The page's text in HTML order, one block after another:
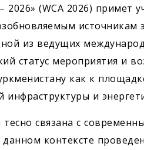
(WCA 2026) примет
источникам
из ведущих
статус мероприятия и
как к
инфраструктуры и
связана с
контексте